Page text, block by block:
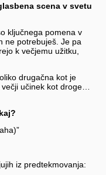
scena v svetu
ključnega pomena v
ne potrebuješ. Je pa
k večjemu užitku,
drugačna kot je
učinek kot droge…
iz predtekmovanja: